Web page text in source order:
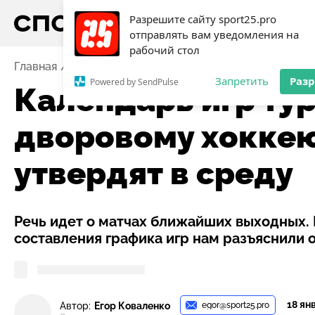
Разрешите сайту sport25.pro
отправлять вам уведомления на
рабочий стол
Powered by SendPulse Запретить
Главная Календарь игр
Календарь игр
дворовому
утвердят в среду
Речь идет о матчах ближайших
составления графика игр нам разъяснили
Автор: Егор Коваленко egor@sport25.pro 18